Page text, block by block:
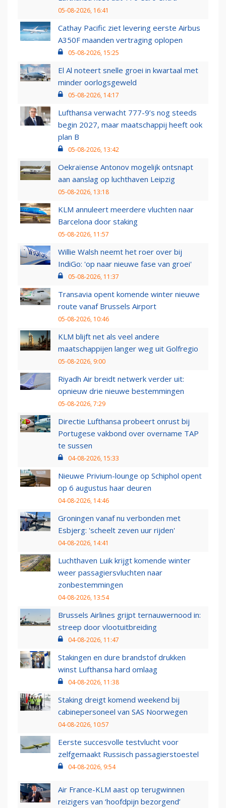
05-08-2026, 16:41
Cathay Pacific ziet levering eerste Airbus
A350F maanden vertraging oplopen
05-08-2026, 15:25
El Al noteert snelle groei in kwartaal met
minder oorlogsgeweld
05-08-2026, 14:17
Lufthansa verwacht 777-9’s nog steeds
begin 2027, maar maatschappij heeft ook
plan B
05-08-2026, 13:42
Oekraïense Antonov mogelijk ontsnapt
aan aanslag op luchthaven Leipzig
05-08-2026, 13:18
KLM annuleert meerdere vluchten naar
Barcelona door staking
05-08-2026, 11:57
Willie Walsh neemt het roer over bij
IndiGo: 'op naar nieuwe fase van groei'
05-08-2026, 11:37
Transavia opent komende winter nieuwe
route vanaf Brussels Airport
05-08-2026, 10:46
KLM blijft net als veel andere
maatschappijen langer weg uit Golfregio
05-08-2026, 9:00
Riyadh Air breidt netwerk verder uit:
opnieuw drie nieuwe bestemmingen
05-08-2026, 7:29
Directie Lufthansa probeert onrust bij
Portugese vakbond over overname TAP
te sussen
04-08-2026, 15:33
Nieuwe Privium-lounge op Schiphol opent
op 6 augustus haar deuren
04-08-2026, 14:46
Groningen vanaf nu verbonden met
Esbjerg: 'scheelt zeven uur rijden'
04-08-2026, 14:41
Luchthaven Luik krijgt komende winter
weer passagiersvluchten naar
zonbestemmingen
04-08-2026, 13:54
Brussels Airlines grijpt ternauwernood in:
streep door vlootuitbreiding
04-08-2026, 11:47
Stakingen en dure brandstof drukken
winst Lufthansa hard omlaag
04-08-2026, 11:38
Staking dreigt komend weekend bij
cabinepersoneel van SAS Noorwegen
04-08-2026, 10:57
Eerste succesvolle testvlucht voor
zelfgemaakt Russisch passagierstoestel
04-08-2026, 9:54
Air France-KLM aast op terugwinnen
reizigers van ‘hoofdpijn bezorgend’